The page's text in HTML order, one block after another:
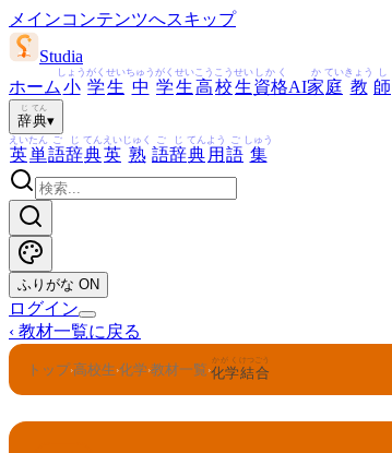
メインコンテンツへスキップ
Studia
ホーム 小
しょう
学
がく
生
せい
中
ちゅう
学
がく
生
せい
高
こう
校
こう
生
せい
資格
しかく
AI家
か
庭
てい
教
きょう
師
し
辞
じ
典
てん
▾
英
えい
単
たん
語
ご
辞
じ
典
てん
英
えい
熟
じゅく
語
ご
辞
じ
典
てん
用
よう
語
ご
集
しゅう
ふりがな ON
ログイン
‹ 教材一覧に戻る
トップ›高校生›化学›教材一覧›化学
かがく
結合
けつごう